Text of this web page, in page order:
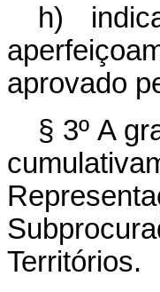
h)
aprovado
§ 3º A
Territórios.